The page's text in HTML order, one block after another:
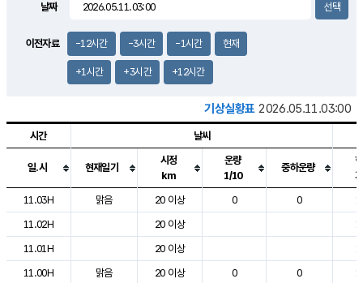
2.1m/s
날짜
이전자료 -12시간 -3시간 -1시간 현재
+1시간 +3시간 +12시간
기상실황표 2026.05.11.03:00
도시별 기상실황표로 지점, 날씨, 기온, 강수, 바람, 기압등을 안내한 표입
시간 날씨
일.시 현재일기
시정
km
운량
1/10
중하운량
11.03H
맑음 20 이상 0 0
11.02H
20 이상
11.01H
20 이상
11.00H
맑음 20 이상 0 0